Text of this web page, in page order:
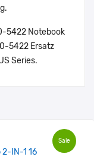
5422 Notebook
5422 Ersatz
Series.
Sale
2-IN-1 16